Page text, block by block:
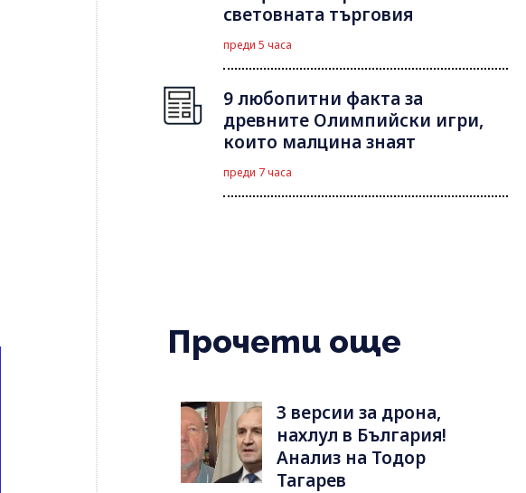
световната търговия
преди 5 часа
9 любопитни факта за
древните Олимпийски игри,
които малцина знаят
преди 7 часа
Прочети още
3 версии за дрона,
нахлул в България!
Анализ на Тодор
Тагарев